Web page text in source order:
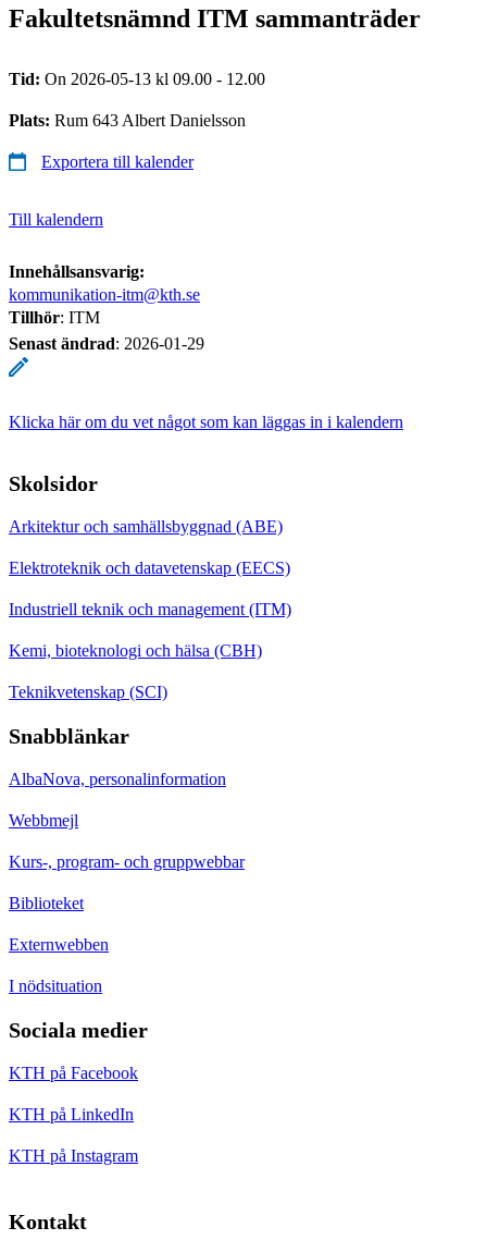
Fakultetsnämnd ITM sammanträder
Tid: On 2026-05-13 kl 09.00 - 12.00
Plats: Rum 643 Albert Danielsson
Exportera till kalender
Till kalendern
Innehållsansvarig:
kommunikation-itm@kth.se
Tillhör: ITM
Senast ändrad: 2026-01-29
Klicka här om du vet något som kan läggas in i kalendern
Skolsidor
Arkitektur och samhällsbyggnad (ABE)
Elektroteknik och datavetenskap (EECS)
Industriell teknik och management (ITM)
Kemi, bioteknologi och hälsa (CBH)
Teknikvetenskap (SCI)
Snabblänkar
AlbaNova, personalinformation
Webbmejl
Kurs-, program- och gruppwebbar
Biblioteket
Externwebben
I nödsituation
Sociala medier
KTH på Facebook
KTH på LinkedIn
KTH på Instagram
Kontakt